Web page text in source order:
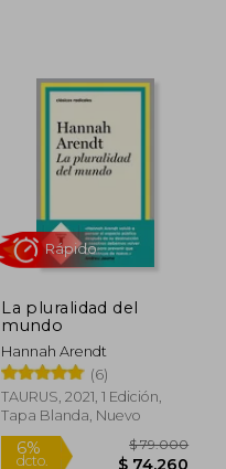
La pluralidad del
mundo
Hannah Arendt
(6)
TAURUS, 2021, 1 Edición,
Tapa Blanda, Nuevo